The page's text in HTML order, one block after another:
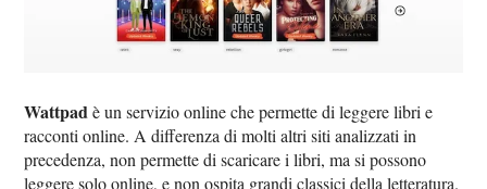
Wattpadè un servizio online che permette di leggere libri e
racconti online. A differenza di molti altri siti analizzati in
precedenza, non permette di scaricare i libri, ma si possono
leggere solo online, e non ospita grandi classici della letteratura.